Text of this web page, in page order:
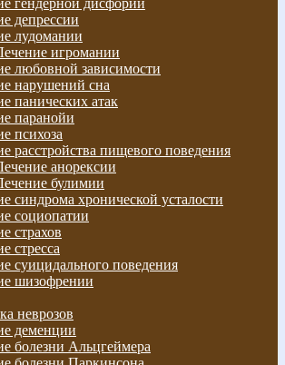
гендерной дисфории
депрессии
лудомании
игромании
любовной зависимости
нарушений сна
панических атак
паранойи
психоза
расстройства пищевого поведения
анорексии
булимии
синдрома хронической усталости
социопатии
страхов
стресса
суицидального поведения
шизофрении
неврозов
деменции
болезни Альцгеймера